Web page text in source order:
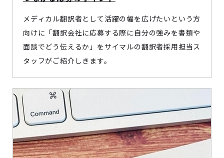
メディカル翻訳者として活躍の幅を広げたいという方
向けに「翻訳会社に応募する際に自分の強みを書類や
面談でどう伝えるか」をサイマルの翻訳者採用担当ス
タッフがご紹介しきます。